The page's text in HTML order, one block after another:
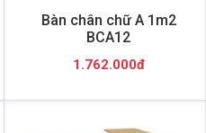
Bàn chân chữ A 1m2
BCA12
1.762.000đ